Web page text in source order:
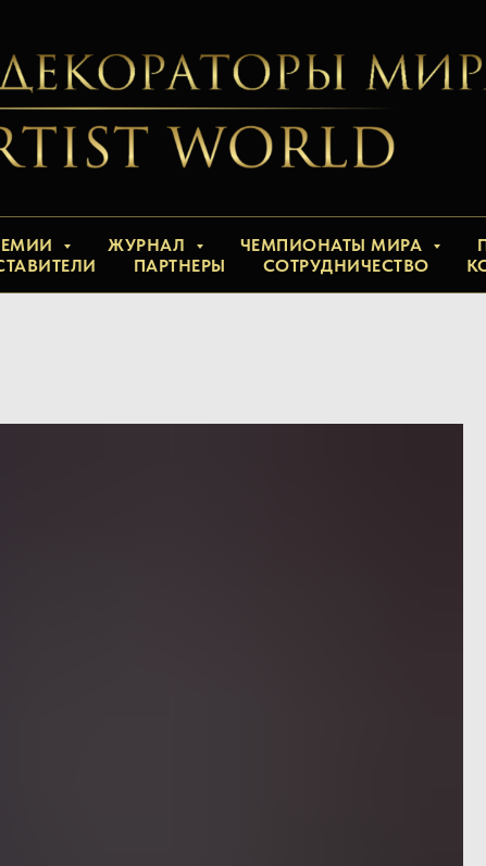
ЖУРНАЛ ЧЕМПИОНАТЫ МИРА
ПАРТНЕРЫ СОТРУДНИЧЕСТВО